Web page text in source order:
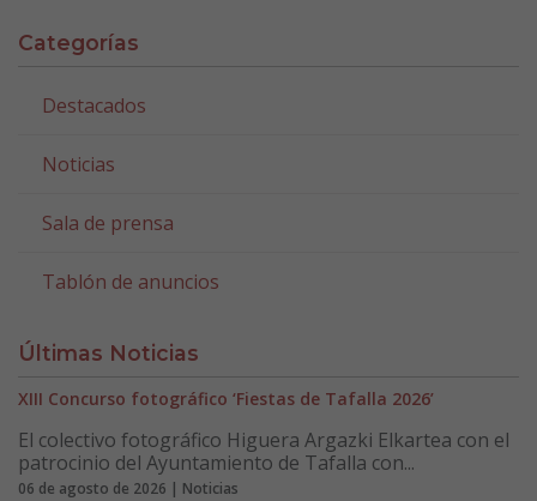
Categorías
Destacados
Noticias
Sala de prensa
Tablón de anuncios
Últimas Noticias
XIII Concurso fotográfico ‘Fiestas de Tafalla 2026’
El colectivo fotográfico Higuera Argazki Elkartea con el
patrocinio del Ayuntamiento de Tafalla con...
06 de agosto de 2026 | Noticias